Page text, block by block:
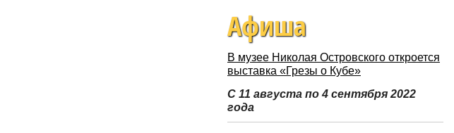
Афиша
В музее Николая Островского откроется
выставка «Грезы о Кубе»
С 11 августа по 4 сентября 2022
года